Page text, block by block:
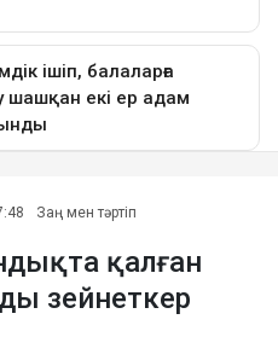
Заң мен тәртіп
қалған
зейнеткер